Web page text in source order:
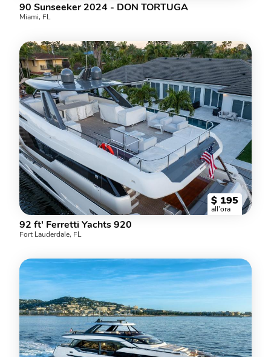
90 Sunseeker 2024 - DON TORTUGA
Miami, FL
$ 195
all'ora
92 ft' Ferretti Yachts 920
Fort Lauderdale, FL